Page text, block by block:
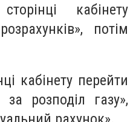
кабінету
потім
кабінету перейти
розподіл газу»,